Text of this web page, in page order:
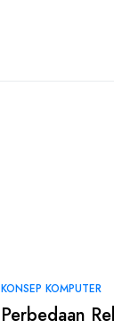
KONSEP KOMPUTER
Perbedaan